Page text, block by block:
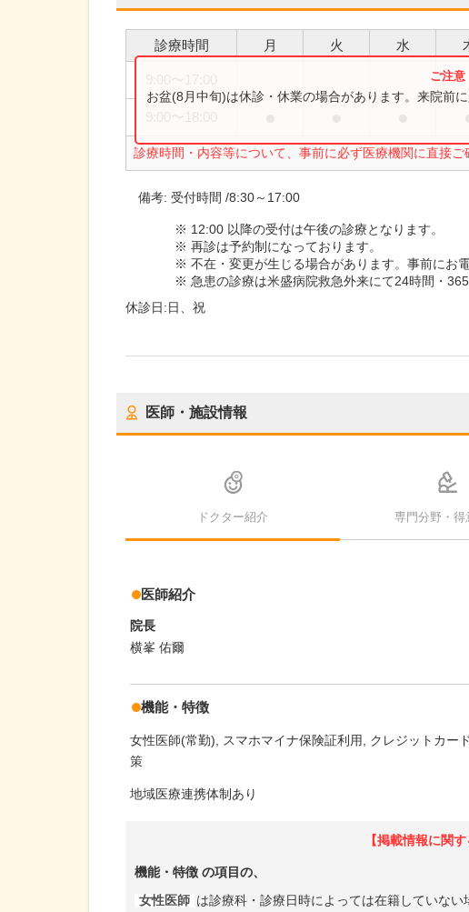
診療時間 月 火 水
診療時間・内容等について、事前に必ず医療機関に直接ご
お盆(8月中旬)は休診・休業の場合があります。来院前
備考:受付時間 /8:30～17:00
※ 12:00 以降の受付は午後の診療となります。
※ 再診は予約制になっております。
※ 不在・変更が生じる場合があります。事前にお
※ 急患の診療は米盛病院救急外来にて24時間・365
休診日:日、祝
医師・施設情報
ドクター紹介 専門分野・得
医師紹介
院長
横峯 佑爾
機能・特徴
女性医師(常勤) スマホマイナ保険証利用 クレジットカード
策
地域医療連携体制あり
【掲載情報に関す
機能・特徴 の項目の、
女性医師 は診療科・診療日時によっては在籍していない